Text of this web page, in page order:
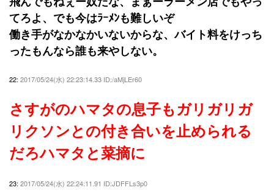
てろよ、でも今はﾗｰﾒﾝも難しいぞ
働き手がなかなかいないからな、バイト料をけっち
ったもんなら誰も来やしない。
22: 2017/05/24(水) 22:23:14.33 ID:/aMjLEr60
さすがのハマタの息子もガリガリガ
リクソンとの付き合いを止められる
だろハマタと菜摘に
23: 2017/05/24(水) 22:24:11.91 ID:JDFFLs3p0